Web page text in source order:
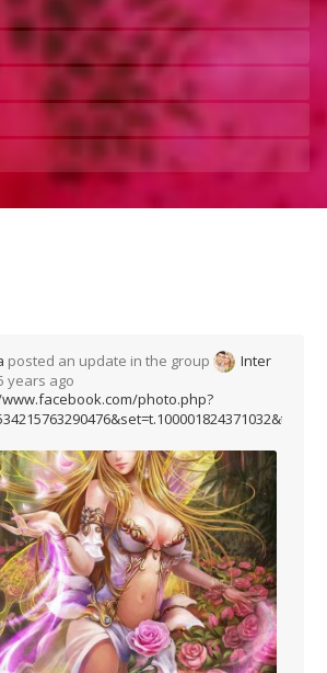
posted an update in the group
Inter
years ago
photo.php?